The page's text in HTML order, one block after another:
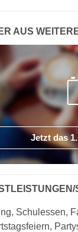
AUS
Jetzt das
Schulessen,